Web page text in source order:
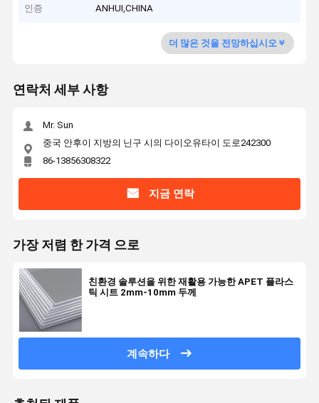
인증 ANHUI,CHINA
더 많은 것을 전망하십시오
연락처 세부 사항
Mr. Sun
중국 안후이 지방의 닌구 시의 다이오유타이 도로242300
86-13856308322
지금 연락
가장 저렴 한 가격 으로
친환경 솔루션을 위한 재활용 가능한 APET 플라스
틱 시트 2mm-10mm 두께
계속하다